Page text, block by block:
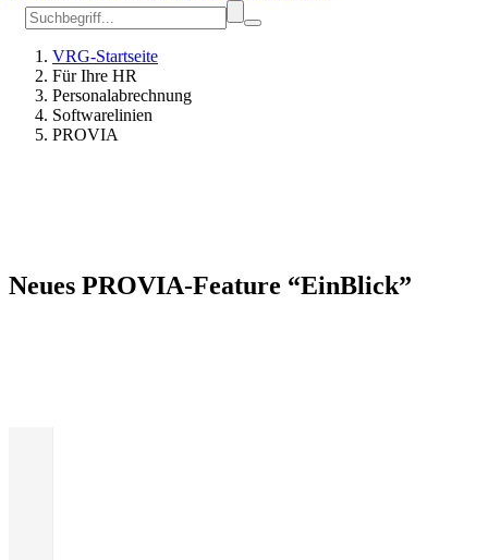
VRG-Startseite
Für Ihre HR
Personalabrechnung
Softwarelinien
PROVIA
Neues PROVIA-Feature “EinBlick”